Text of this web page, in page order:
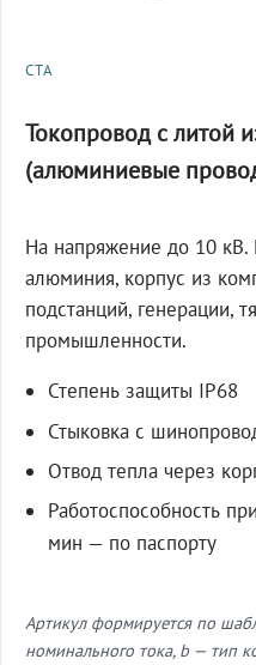
СТА
Токопровод с литой
(алюминиевые
На напряжение до 10 кВ.
алюминия, корпус из
подстанций, генерации,
промышленности.
Степень защиты IP68
Стыковка с
Отвод тепла через
Работоспособность
мин — по паспорту
Артикул формируется по
номинального тока, b — тип